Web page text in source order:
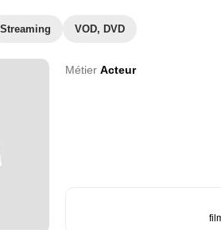
Streaming VOD, DVD
Métier Acteur